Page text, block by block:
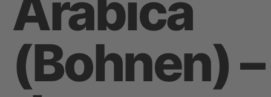
(Bohnen) –